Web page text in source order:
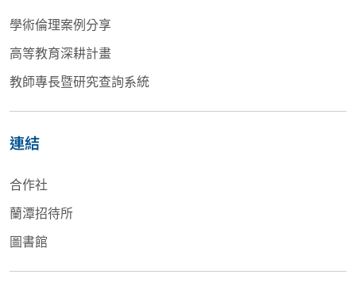
學術倫理案例分享
高等教育深耕計畫
教師專長暨研究查詢系統
連結
合作社
蘭潭招待所
圖書館